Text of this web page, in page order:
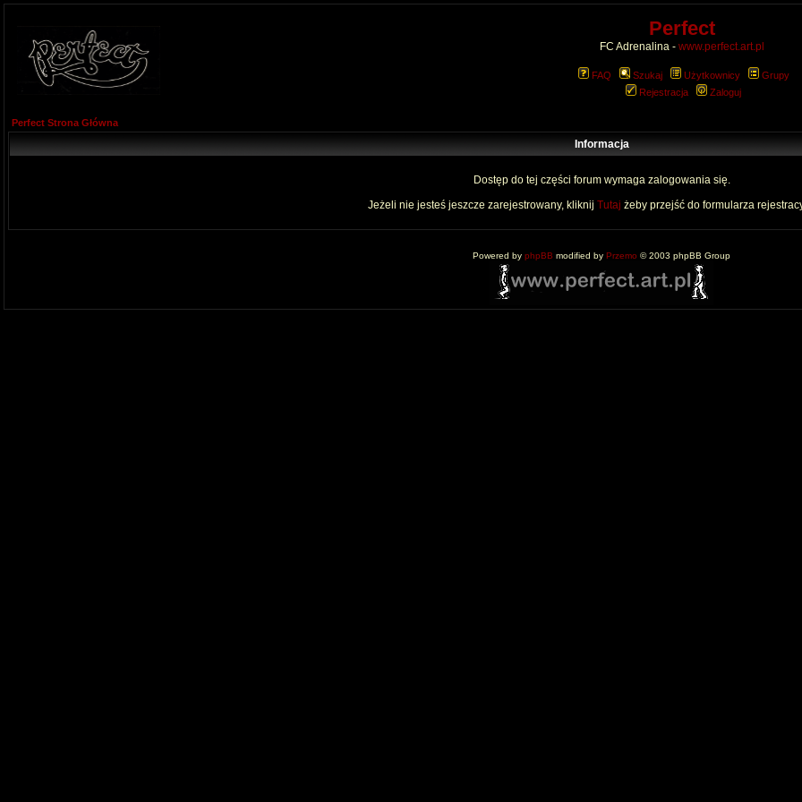
Perfect
FC Adrenalina - www.perfect.art.pl
FAQ Szukaj Użytkownicy
Grupy
Rejestracja
Zaloguj
Perfect Strona Główna
Informacja
Dostęp do tej części forum wymaga zalogowania się.
Jeżeli nie jesteś jeszcze zarejestrowany, kliknij Tutaj żeby przejść do formularza
Powered by phpBB modified by Przemo © 2003 phpBB Group